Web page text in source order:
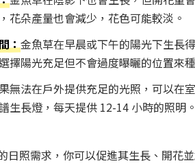
花朵產量也會減少，花色可能較淡。
：金魚草在早晨或下午的陽光下生長
擇陽光充足但不會過度曝曬的位置來
無法在戶外提供充足的光照，可以在
生長燈，每天提供 12-14 小時的照明
日照需求，你可以促進其生長、開花